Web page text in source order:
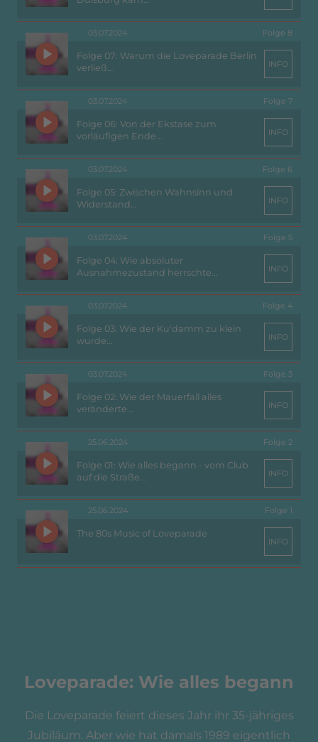
03.07.2024 Folge 8
Folge 07: Warum die Loveparade Berlin
verließ…
INFO
03.07.2024 Folge 7
Folge 06: Von der Ekstase zum
vorläufigen Ende...
INFO
03.07.2024 Folge 6
Folge 05: Zwischen Wahnsinn und
Widerstand...
INFO
03.07.2024 Folge 5
Folge 04: Wie absoluter
Ausnahmezustand herrschte...
INFO
03.07.2024 Folge 4
Folge 03: Wie der Ku'damm zu klein
wurde...
INFO
03.07.2024 Folge 3
Folge 02: Wie der Mauerfall alles
veränderte...
INFO
25.06.2024 Folge 2
Folge 01: Wie alles begann - vom Club
auf die Straße...
INFO
25.06.2024 Folge 1
The 80s Music of Loveparade
INFO
Loveparade: Wie alles begann
Die Loveparade feiert dieses Jahr ihr 35-jähriges
Jubiläum. Aber wie hat damals 1989 eigentlich